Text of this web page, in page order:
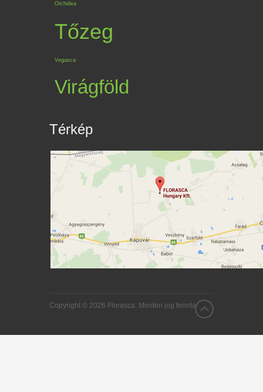
Orchidea
Tőzeg
Vegasca
Virágföld
Térkép
Copyright © 2026 Florasca. Minden jog fenntartva.